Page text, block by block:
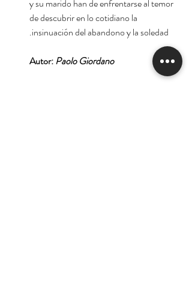
y su marido han de enfrentarse al temor
de descubrir en lo cotidiano la
insinuación del abandono y la soledad.
Autor:Paolo Giordano